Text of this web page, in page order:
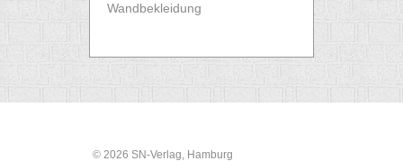
Wandbekleidung
© 2026 SN-Verlag, Hamburg